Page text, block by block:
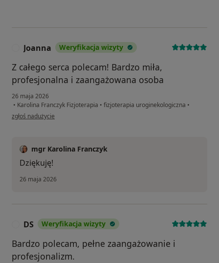
Joanna Weryfikacja wizyty
Z całego serca polecam! Bardzo miła,
profesjonalna i zaangażowana osoba
26 maja 2026
• Karolina Franczyk Fizjoterapia • fizjoterapia uroginekologiczna •
w opinii użytkownika Joanna
zgłoś nadużycie
mgr Karolina Franczyk
Dziękuję!
26 maja 2026
DS Weryfikacja wizyty
Bardzo polecam, pełne zaangażowanie i
profesjonalizm.